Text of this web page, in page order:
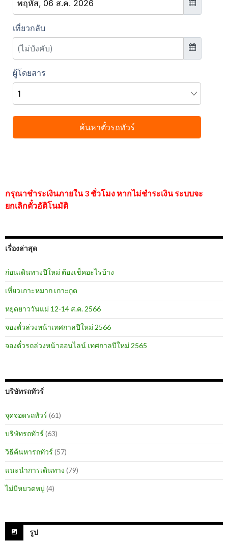
กรุณาชำระเงินภายใน 3 ชั่วโมง หากไม่ชำระเงิน ระบบจะ
ยกเลิกตั๋วอัติโนมัติ
เรื่องล่าสุด
ก่อนเดินทางปีใหม่ ต้องเช็คอะไรบ้าง
เที่ยวเกาะหมาก เกาะกูด
หยุดยาววันแม่ 12-14 ส.ค. 2566
จองตั๋วล่วงหน้าเทศกาลปีใหม่ 2566
จองตั๋วรถล่วงหน้าออนไลน์ เทศกาลปีใหม่ 2565
บริษัทรถทัวร์
จุดจอดรถทัวร์ (61)
บริษัทรถทัวร์ (63)
วิธีค้นหารถทัวร์ (57)
แนะนำการเดินทาง (79)
ไม่มีหมวดหมู่ (4)
รูป